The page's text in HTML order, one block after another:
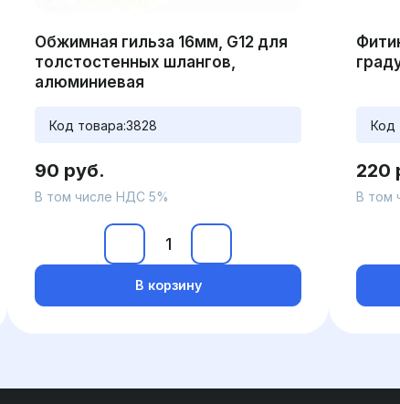
Обжимная гильза 16мм, G12 для
толстостенных шлангов,
алюминиевая
Код товара:3828
90 руб.
В том числе НДС 5%
В корзину
Код
220
В том